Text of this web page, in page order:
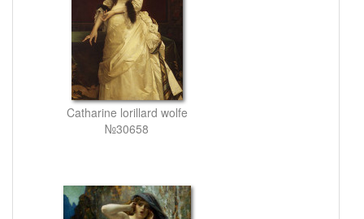
Catharine lorillard wolfe
№30658